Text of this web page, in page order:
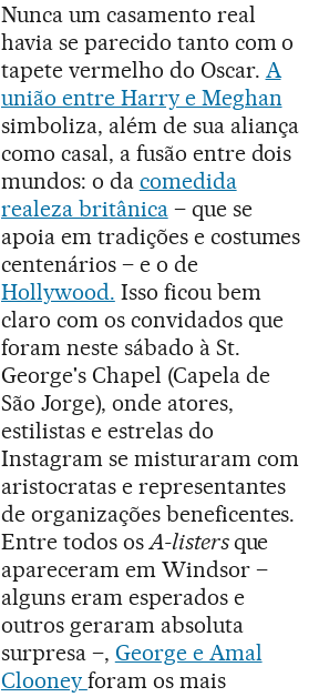
Nunca um casamento real
havia se parecido tanto com o
tapete vermelho do Oscar. A
união entre Harry e Meghan
simboliza, além de sua aliança
como casal, a fusão entre dois
mundos: o da comedida
realeza britânica– que se
apoia em tradições e costumes
centenários – e o de
Hollywood. Isso ficou bem
claro com os convidados que
foram neste sábado à St.
George's Chapel (Capela de
São Jorge), onde atores,
estilistas e estrelas do
Instagram se misturaram com
aristocratas e representantes
de organizações beneficentes.
Entre todos osA-listersque
apareceram em Windsor –
alguns eram esperados e
outros geraram absoluta
surpresa –, George e Amal
Clooney foram os mais